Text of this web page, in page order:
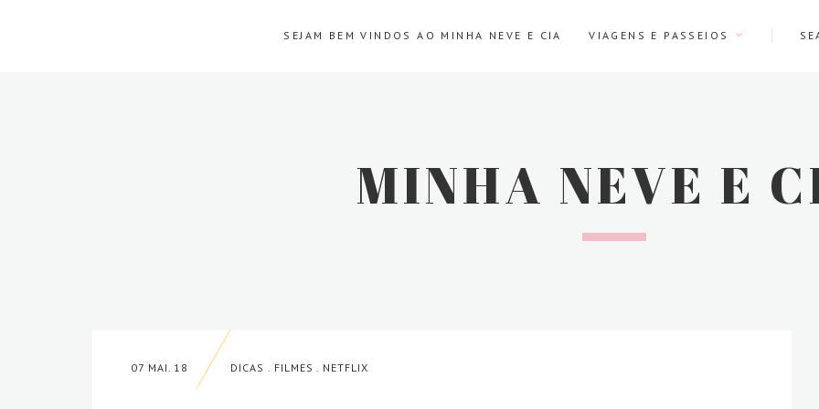
SEJAM BEM VINDOS AO MINHA NEVE E CIA VIAGENS E PASSEIOS
MINHA NEVE E
07 MAI. 18 DICAS . FILMES . NETFLIX